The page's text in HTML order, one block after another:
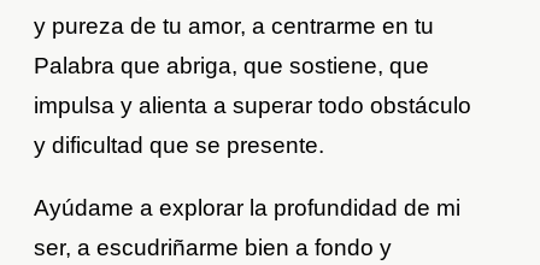
y pureza de tu amor, a centrarme en tu
Palabra que abriga, que sostiene, que
impulsa y alienta a superar todo obstáculo
y dificultad que se presente.
Ayúdame a explorar la profundidad de mi
ser, a escudriñarme bien a fondo y